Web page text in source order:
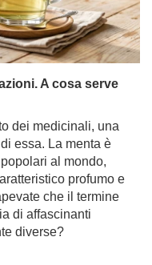
A cosa serve
dei medicinali, una
essa. La menta è
al mondo,
profumo e
che il termine
di affascinanti
diverse?